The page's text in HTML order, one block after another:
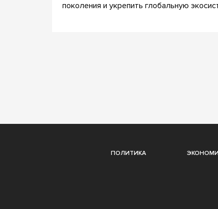
поколения и укрепить глобальную
ПОЛИТИКА